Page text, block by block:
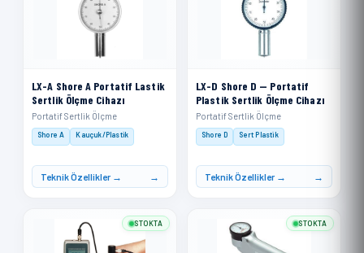
LX-A Shore A Portatif Lastik
Sertlik Ölçme Cihazı
Portatif Sertlik Ölçme
Shore A Kauçuk/Plastik
Teknik Özellikler →
LX-D Shore D — Portatif
Plastik Sertlik Ölçme Cihazı
Portatif Sertlik Ölçme
Shore D Sert Plastik
Teknik Özellikler →
STOKTA STOKTA